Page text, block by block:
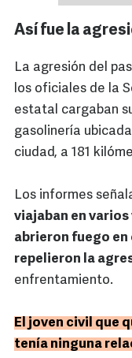
Así fue la
La agresión del
los oficiales de la
estatal cargaban
gasolinería
ciudad, a 181
Los informes
viajaban en
abrieron fuego
repelieron la
enfrentamiento.
El joven civil que
tenía ninguna